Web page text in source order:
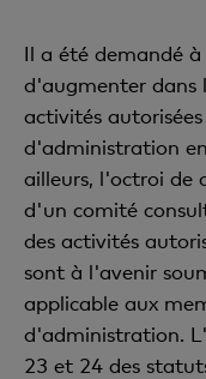
Il a été demandé
d'augmenter dans
activités
d'administration
ailleurs, l'octroi de
d'un comité
des activités
sont à l'avenir
applicable aux
d'administration.
23 et 24 des